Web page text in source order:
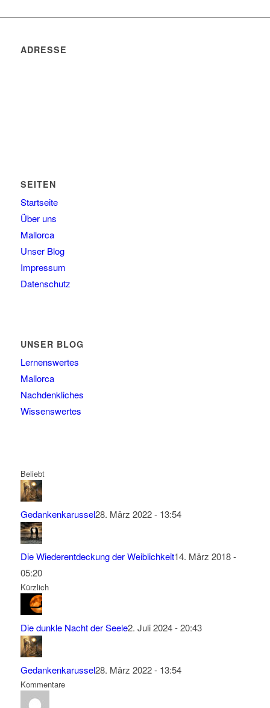
ADRESSE
SEITEN
Startseite
Über uns
Mallorca
Unser Blog
Impressum
Datenschutz
UNSER BLOG
Lernenswertes
Mallorca
Nachdenkliches
Wissenswertes
Beliebt
Gedankenkarussel28. März 2022 - 13:54
Die Wiederentdeckung der Weiblichkeit14. März 2018 -
05:20
Kürzlich
Die dunkle Nacht der Seele2. Juli 2024 - 20:43
Gedankenkarussel28. März 2022 - 13:54
Kommentare